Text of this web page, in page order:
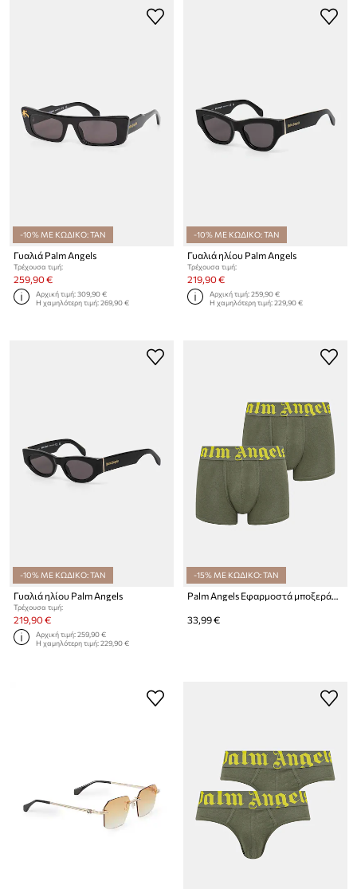
-10% ΜΕ ΚΩΔΙΚΟ: TAN
Γυαλιά Palm Angels
Τρέχουσα τιμή:
259,90 €
Αρχική τιμή:309,90 €
Η χαμηλότερη τιμή:269,90 €
-10% ΜΕ ΚΩΔΙΚΟ: TAN
Γυαλιά ηλίου Palm Angels
Τρέχουσα τιμή:
219,90 €
Αρχική τιμή:259,90 €
Η χαμηλότερη τιμή:229,90 €
-10% ΜΕ ΚΩΔΙΚΟ: TAN
Γυαλιά ηλίου Palm Angels
Τρέχουσα τιμή:
219,90 €
Αρχική τιμή:259,90 €
Η χαμηλότερη τιμή:229,90 €
-15% ΜΕ ΚΩΔΙΚΟ: TAN
Palm Angels Εφαρμοστά μποξεράκια ανδρικά με βαμβάκι 2-pack
33,99 €